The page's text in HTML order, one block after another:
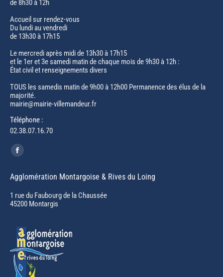
de 8h30 à 12h
Accueil sur rendez-vous
Du lundi au vendredi
de 13h30 à 17h15
Le mercredi après midi de 13h30 à 17h15
et le 1er et 3e samedi matin de chaque mois de 9h30 à 12h :
État civil et renseignements divers
TOUS les samedis matin de 9h00 à 12h00 Permanence des élus de la
majorité.
mairie@mairie-villemandeur.fr
Téléphone :
02.38.07.16.70
Trouvez nous sur :
Facebook
opens
in
new
Agglomération Montargoise & Rives du Loing
1 rue du Faubourg de la Chaussée
45200 Montargis